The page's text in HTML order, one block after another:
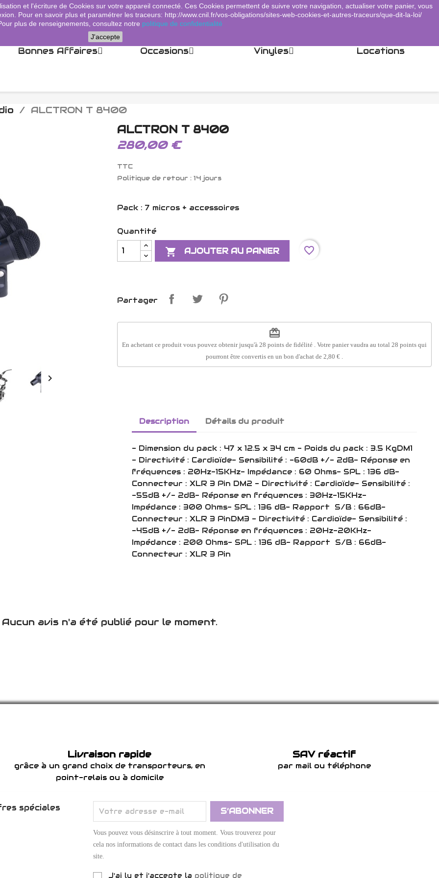
 Connexion shopping_cart Panier (0)
Bonnes Affaires Occasions Vinyles Locations
ALCTRON T 8400

ALCTRON T 8400
280,00 €
TTC
Politique de retour : 14 jours
Pack : 7 micros + accessoires
Quantité
 AJOUTER AU PANIER favorite_border
Partager
redeem
En achetant ce produit vous pouvez obtenir jusqu'à 28 points de fidélité . Votre panier vaudra au total 28 points qui
pourront être convertis en un bon d'achat de 2,80 €
Description Détails du produit
- Dimension du pack : 47 x 12.5 x 34 cm - Poids du pack : 3.5 KgDM1
- Directivité : Cardioïde- Sensibilité : -60dB +/- 2dB- Réponse en
fréquences : 20Hz-15KHz- Impédance : 60 Ohms- SPL : 136 dB-
Connecteur : XLR 3 Pin DM2 - Directivité : Cardioïde- Sensibilité :
-55dB +/- 2dB- Réponse en fréquences : 30Hz-15KHz-
Impédance : 300 Ohms- SPL : 136 dB- Rapport S/B : 66dB-
Connecteur : XLR 3 PinDM3 - Directivité : Cardioïde- Sensibilité :
-45dB +/- 2dB- Réponse en fréquences : 20Hz-20KHz-
Impédance : 200 Ohms- SPL : 136 dB- Rapport S/B : 66dB-
Connecteur : XLR 3 Pin
Aucun avis n'a été publié pour le moment.
Livraison rapide
grâce à un grand choix de transporteurs, en
point-relais ou à domicile
SAV réactif
par mail ou téléphone
spéciales
Vous pouvez vous désinscrire à tout moment. Vous trouverez pour
cela nos informations de contact dans les conditions d'utilisation du
site.
J'ai lu et j'accepte la politique de
et l'écriture de Cookies sur votre appareil connecté. Ces Cookies permettent de suivre votre navigation, actualiser votre panier, vous
Pour en savoir plus et paramétrer les traceurs: http://www.cnil.fr/vos-obligations/sites-web-cookies-et-autres-traceurs/que-dit-la-loi/
plus de renseignements, consultez notre politique de confidentialité
J'accepte